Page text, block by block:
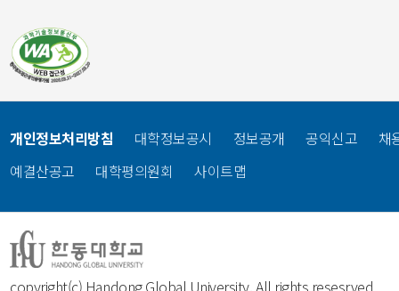
copyright(c) Handong Global University. All rights resesrved
개인정보처리방침 대학정보공시 정보공개 공익신고
채
예결산공고
대학평의원회 사이트맵